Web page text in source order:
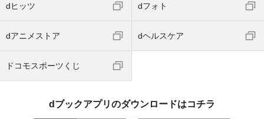
dヒッツ dフォト
dアニメストア dヘルスケア
ドコモスポーツくじ
dブックアプリのダウンロードはコチラ